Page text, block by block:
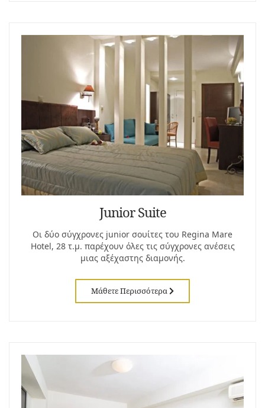
Junior Suite
Οι δύο σύγχρονες junior σουίτες του Regina Mare
Hotel, 28 τ.μ. παρέχουν όλες τις σύγχρονες ανέσεις
μιας αξέχαστης διαμονής.
Μάθετε Περισσότερα